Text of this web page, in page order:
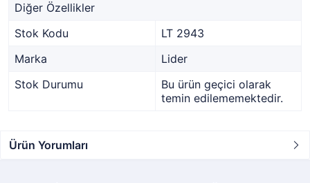
Diğer Özellikler
Stok Kodu
LT 2943
Marka
Lider
Stok Durumu
Bu ürün geçici olarak
temin edilememektedir.
Ürün Yorumları